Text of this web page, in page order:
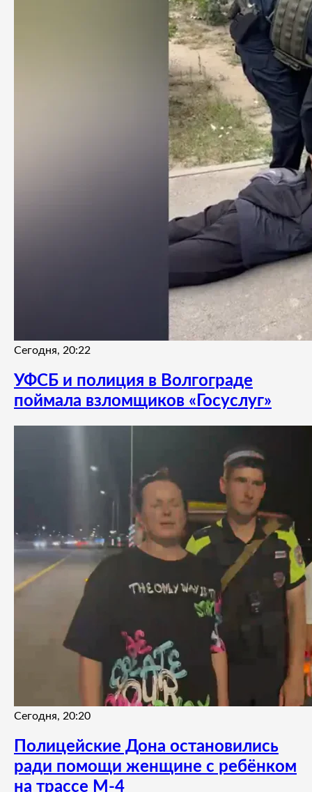
Сегодня, 20:22
УФСБ и полиция в Волгограде
поймала взломщиков «Госуслуг»
Сегодня, 20:20
Полицейские Дона остановились
ради помощи женщине с ребёнком
на трассе М-4